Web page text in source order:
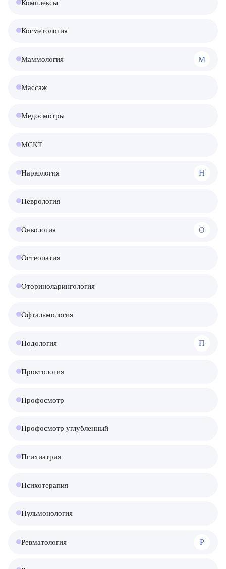
Комплексы
Косметология
Маммология М
Массаж
Медосмотры
МСКТ
Наркология Н
Неврология
Онкология О
Остеопатия
Оториноларингология
Офтальмология
Подология П
Проктология
Профосмотр
Профосмотр углубленный
Психиатрия
Психотерапия
Пульмонология
Ревматология Р